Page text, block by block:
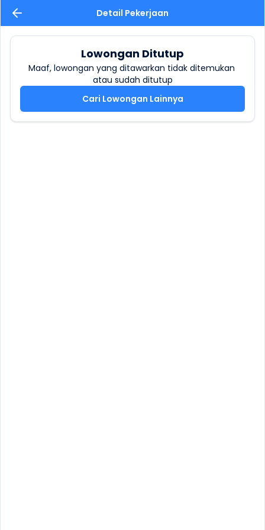
Detail Pekerjaan
Lowongan Ditutup
Maaf, lowongan yang ditawarkan tidak ditemukan
atau sudah ditutup
Cari Lowongan Lainnya